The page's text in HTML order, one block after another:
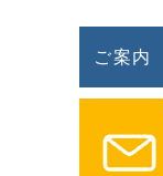
ご案内